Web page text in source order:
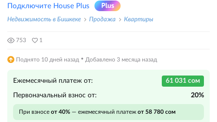
Подключите House Plus
Недвижимость в Бишкеке Продажа Квартиры
753 1
Поднято 10 дней назад · Добавлено 3 месяца назад
Ежемесячный платеж от: 61 031 сом
Первоначальный взнос от: 20%
При взносе от 40% — ежемесячный платеж от 58 780 сом